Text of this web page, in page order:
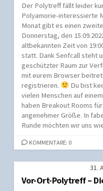
Der Polytreff fällt leider
Polyamorie-interessierte
Monat gibt es einen
Donnerstag, den
altbekannten Zeit von
statt. Dank Senfcall steht
geschützter Raum zur
mit eurem Browser
registrieren.
Du bist
vielen Menschen auf
haben Breakout Rooms
angenehmer Größe. In
Runde möchten wir uns
KOMMENTARE: 0
31.
Vor-Ort-Polytreff –